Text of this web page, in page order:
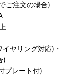
注文の場合)
リング対応)・
)
レート付)